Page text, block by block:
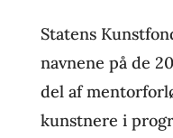
Statens
navnene på de
del af
kunstnere i